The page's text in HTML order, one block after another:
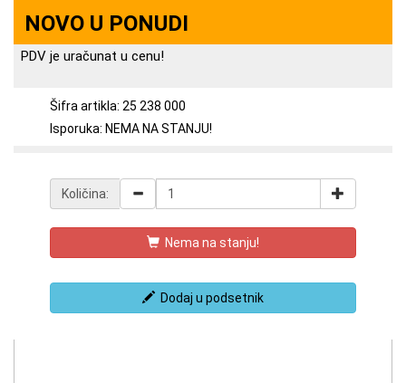
NOVO U PONUDI
PDV je uračunat u cenu!
Šifra artikla: 25 238 000
Isporuka: NEMA NA STANJU!
Količina:
Nema na stanju!
Dodaj u podsetnik